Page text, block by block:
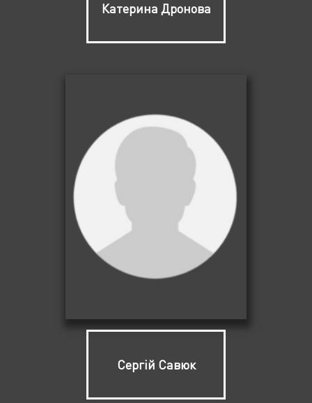
Катерина Дронова
Сергій Савюк